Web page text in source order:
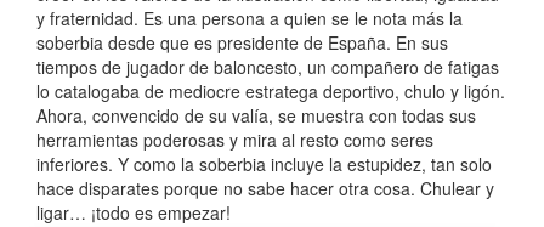
y fraternidad. Es una persona a quien se le nota más la
soberbia desde que es presidente de España. En sus
tiempos de jugador de baloncesto, un compañero de fatigas
lo catalogaba de mediocre estratega deportivo, chulo y ligón.
Ahora, convencido de su valía, se muestra con todas sus
herramientas poderosas y mira al resto como seres
inferiores. Y como la soberbia incluye la estupidez, tan solo
hace disparates porque no sabe hacer otra cosa. Chulear y
ligar… ¡todo es empezar!